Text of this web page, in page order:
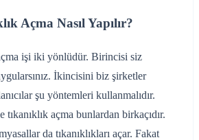
Açma Nasıl Yapılır?
işi iki yönlüdür. Birincisi siz
İkincisini biz şirketler
şu yöntemleri kullanmalıdır.
açma bunlardan birkaçıdır.
da tıkanıklıkları açar. Fakat